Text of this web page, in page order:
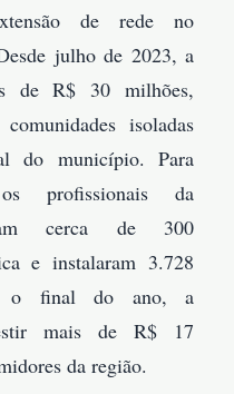
de rede no
julho de 2023, a
de R$ 30 milhões,
isoladas
do município. Para
profissionais da
cerca de 300
e instalaram 3.728
o final do ano, a
mais de R$ 17
da região.